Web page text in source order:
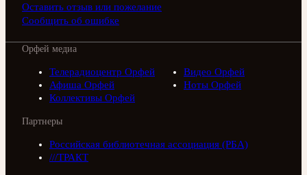
Оставить отзыв или пожелание
Сообщить об ошибке
Орфей медиа
Телерадиоцентр Орфей
Видео Орфей
Афиша Орфей
Ноты Орфей
Коллективы Орфей
Партнеры
Российская библиотечная ассоциация (РБА)
///ТРАКТ